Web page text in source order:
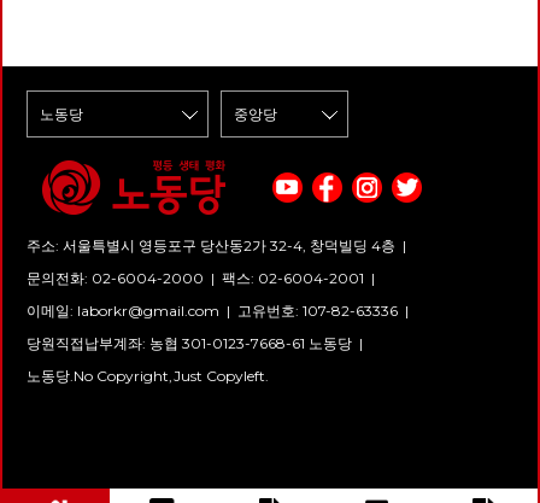
주소: 서울특별시 영등포구 당산동2가 32-4, 창덕빌딩 4층 |
문의전화: 02-6004-2000 | 팩스: 02-6004-2001 |
이메일: laborkr@gmail.com | 고유번호: 107-82-63336 |
당원직접납부계좌: 농협 301-0123-7668-61 노동당 |
노동당.No Copyright,Just Copyleft.